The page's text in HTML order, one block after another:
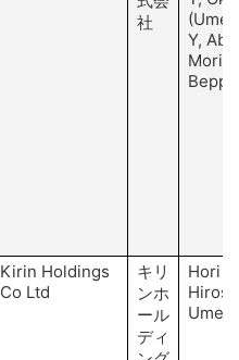
社
Y,
Mori
Kirin Holdings
Co Ltd
キリ
ンホ
ール
ディ
Hori S,